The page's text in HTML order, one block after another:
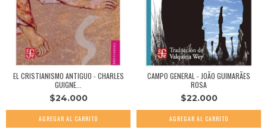
EL CRISTIANISMO ANTIGUO - CHARLES
GUIGNE...
$24.000
CAMPO GENERAL - JOÃO GUIMARÃES
ROSA
$22.000